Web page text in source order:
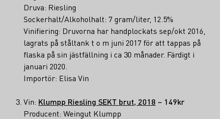
Druva: Riesling
Sockerhalt/Alkoholhalt: 7 gram/liter, 12.5%
Vinifiering: Druvorna har handplockats sep/okt 2016,
lagrats på ståltank t o m juni 2017 för att tappas på
flaska på sin jästfällning i ca 30 månader. Färdigt i
januari 2020.
Importör: Elisa Vin
Vin: Klumpp Riesling SEKT brut, 2018 – 149kr
Producent: Weingut Klumpp